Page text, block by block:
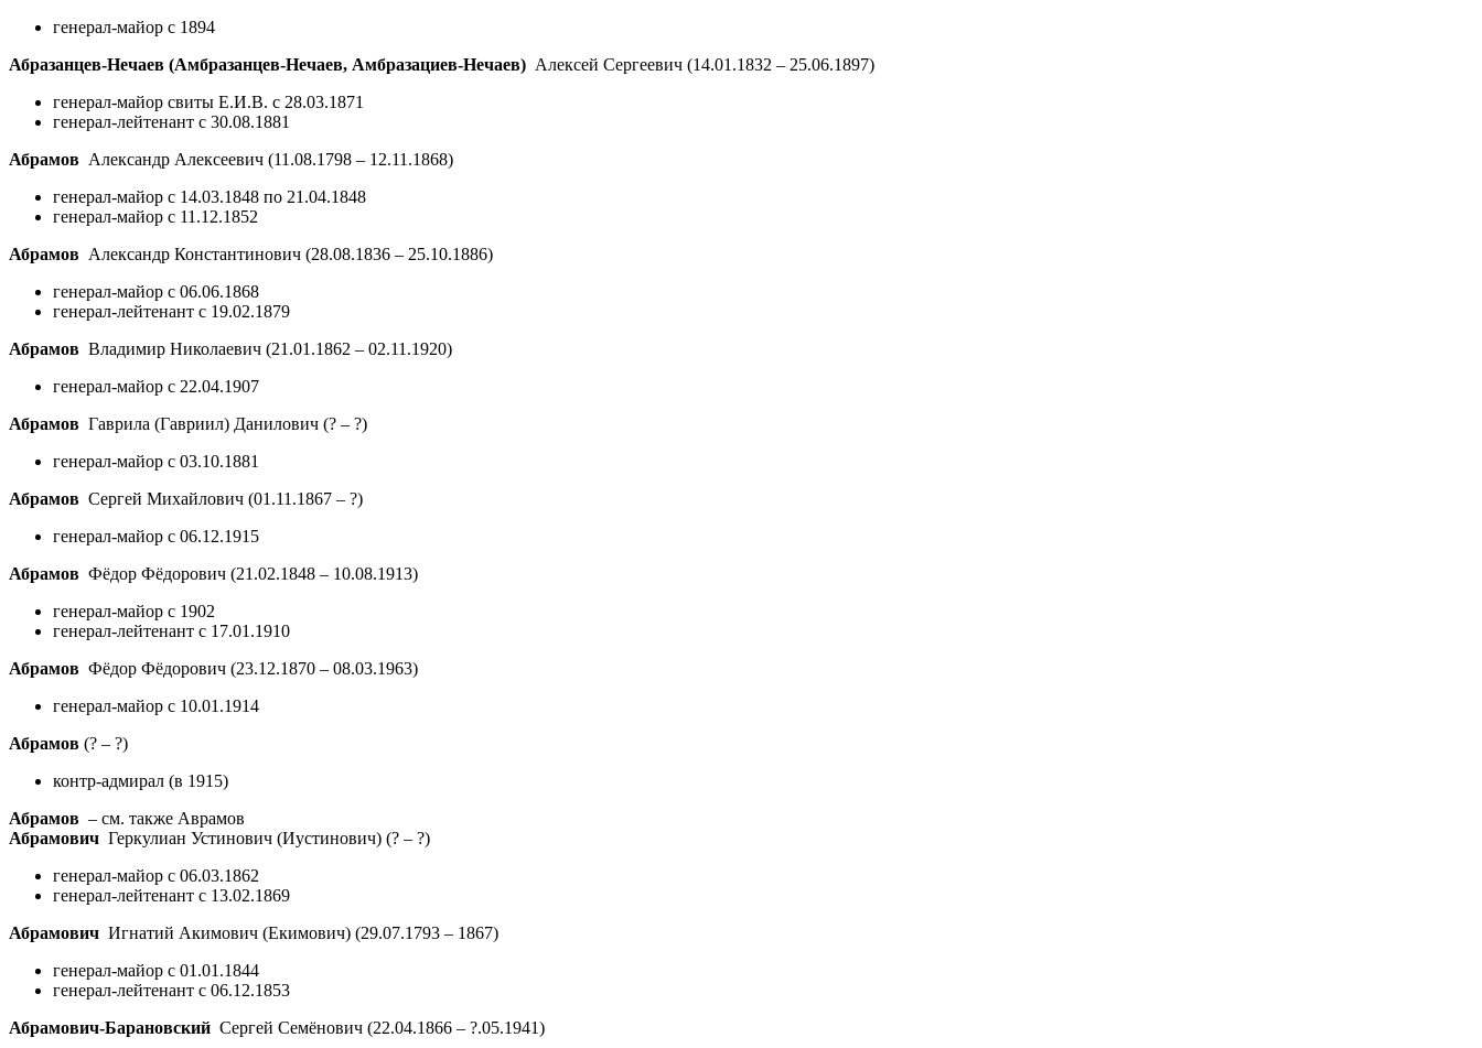
генерал-майор с 1894
Абразанцев-Нечаев (Амбразанцев-Нечаев, Амбразациев-Нечаев) Алексей Сергеевич (14.01.1832 – 25.06.1897)
генерал-майор свиты Е.И.В. с 28.03.1871
генерал-лейтенант с 30.08.1881
Абрамов Александр Алексеевич (11.08.1798 – 12.11.1868)
генерал-майор с 14.03.1848 по 21.04.1848
генерал-майор с 11.12.1852
Абрамов Александр Константинович (28.08.1836 – 25.10.1886)
генерал-майор с 06.06.1868
генерал-лейтенант с 19.02.1879
Абрамов Владимир Николаевич (21.01.1862 – 02.11.1920)
генерал-майор с 22.04.1907
Абрамов Гаврила (Гавриил) Данилович (? – ?)
генерал-майор с 03.10.1881
Абрамов Сергей Михайлович (01.11.1867 – ?)
генерал-майор с 06.12.1915
Абрамов Фёдор Фёдорович (21.02.1848 – 10.08.1913)
генерал-майор с 1902
генерал-лейтенант с 17.01.1910
Абрамов Фёдор Фёдорович (23.12.1870 – 08.03.1963)
генерал-майор с 10.01.1914
Абрамов (? – ?)
контр-адмирал (в 1915)
Абрамов – см. также Аврамов
Абрамович Геркулиан Устинович (Иустинович) (? – ?)
генерал-майор с 06.03.1862
генерал-лейтенант с 13.02.1869
Абрамович Игнатий Акимович (Екимович) (29.07.1793 – 1867)
генерал-майор с 01.01.1844
генерал-лейтенант с 06.12.1853
Абрамович-Барановский Сергей Семёнович (22.04.1866 – ?.05.1941)